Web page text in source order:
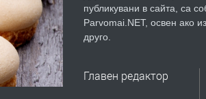
публикувани в сайта, са
Parvomai.NET, освен ако
друго.
Главен редактор